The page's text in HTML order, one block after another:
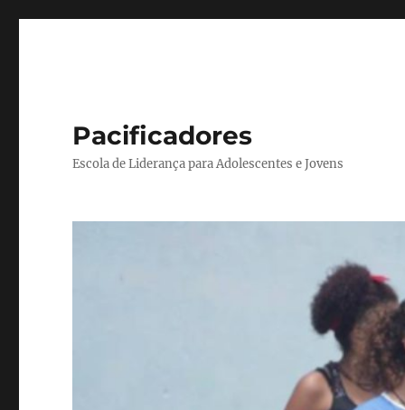
Pacificadores
Escola de Liderança para Adolescentes e Jovens